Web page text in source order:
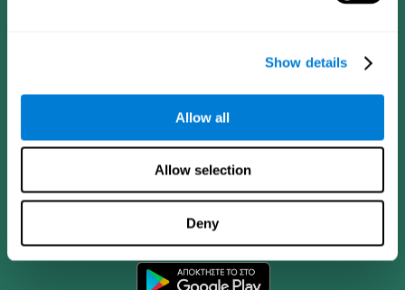
Show details
Allow all
Allow selection
Deny
Εφαρμογή CogniFit